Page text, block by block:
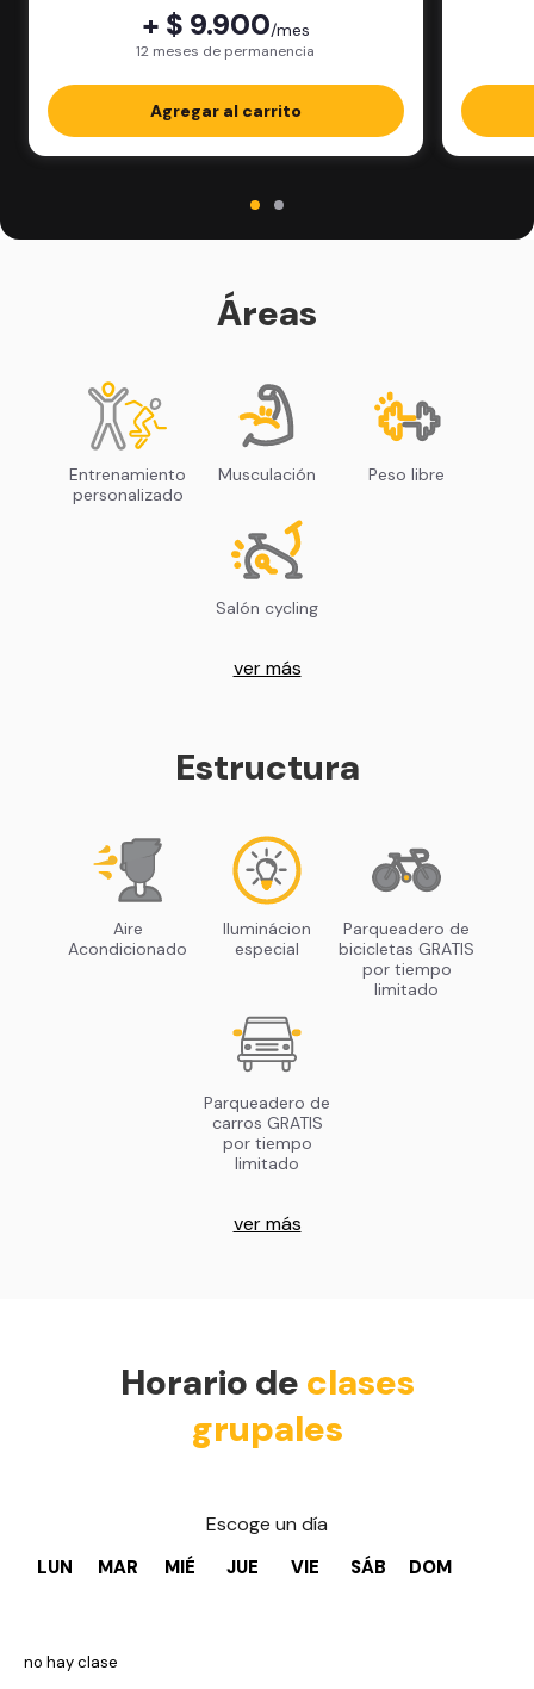
+ $ 9.900/mes
12 meses de permanencia
Agregar al carrito
Áreas
Entrenamiento
personalizado
Musculación Peso libre
Salón cycling
ver más
Estructura
Aire
Acondicionado
Iluminácion
especial
Parqueadero de
bicicletas GRATIS
por tiempo
limitado
Parqueadero de
carros GRATIS
por tiempo
limitado
ver más
Horario de clases
grupales
Escoge un día
LUN MAR MIÉ JUE VIE SÁB DOM
no hay clase